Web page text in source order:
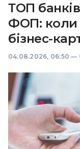
ТОП
ФОП: коли
бізнес-
04.08.2026, 06:50 —